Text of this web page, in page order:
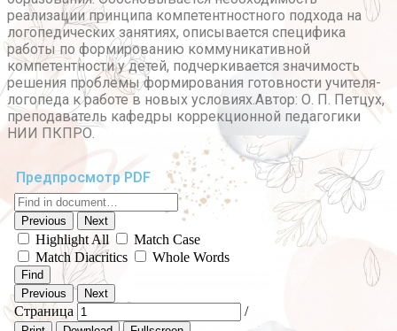
реализации принципа компетентностного подхода на
логопедических занятиях, описывается специфика
работы по формированию коммуникативной
компетентности у детей, подчеркивается значимость
решения проблемы формирования готовности учителя-
логопеда к работе в новых условиях.Автор: О. П. Петцух,
преподаватель кафедры коррекционной педагогики
НИИ ПКПРО.
Предпросмотр PDF